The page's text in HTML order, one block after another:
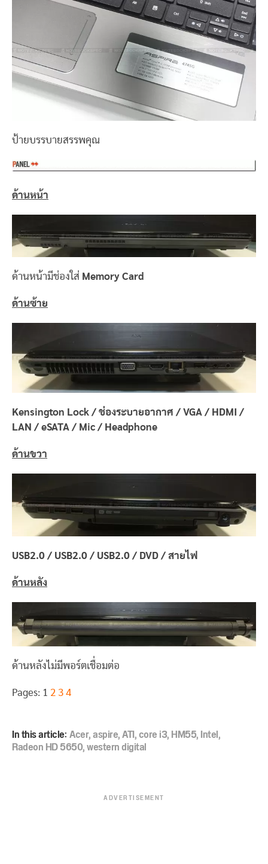
ป้ายบรรบายสรรพคุณ
ด้านหน้า
ด้านหน้ามีช่องใส่ Memory Card
ด้านซ้าย
Kensington Lock / ช่องระบายอากาศ / VGA / HDMI /
LAN / eSATA / Mic / Headphone
ด้านขวา
USB2.0 / USB2.0 / USB2.0 / DVD / สายไฟ
ด้านหลัง
ด้านหลังไม่มีพอร์ตเชื่อมต่อ
Pages: 1 2 3 4
In this article:Acer,aspire,ATI,core i3,HM55,Intel,
Radeon HD 5650,western digital
ADVERTISEMENT